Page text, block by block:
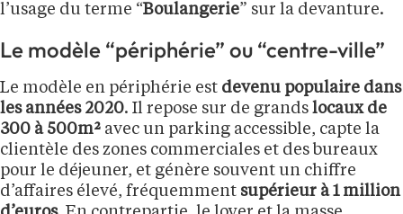
l’usage du terme “Boulangerie” sur la devanture.
Le modèle “périphérie” ou “centre-ville”
Le modèle en périphérie est devenu populaire dans
les années 2020. Il repose sur de grands locaux de
300 à 500m² avec un parking accessible, capte la
clientèle des zones commerciales et des bureaux
pour le déjeuner, et génère souvent un chiffre
d’affaires élevé, fréquemment supérieur à 1 million